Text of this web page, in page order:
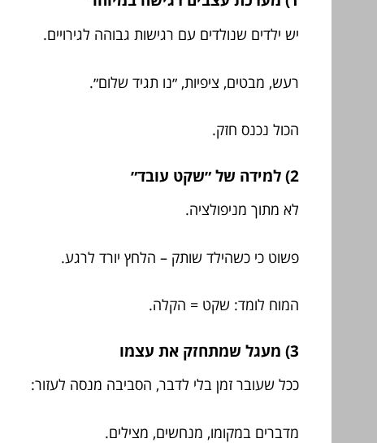
יש ילדים שנולדים עם רגישות גבוהה לגירויים.
רעש, מבטים, ציפיות, ״נו תגיד שלום״.
הכול נכנס חזק.
2) למידה של ״שקט עובד״
לא מתוך מניפולציה.
פשוט כי כשהילד שותק – הלחץ יורד לרגע.
המוח לומד: שקט = הקלה.
3) מעגל שמתחזק את עצמו
ככל שעובר זמן בלי לדבר, הסביבה מנסה לעזור:
מדברים במקומו, מנחשים, מצילים.